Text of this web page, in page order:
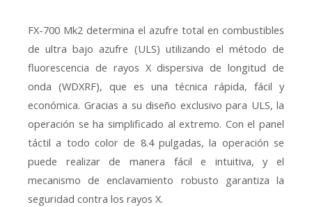
FX-700 Mk2 determina el azufre total en combustibles
de ultra bajo azufre (ULS) utilizando el método de
fluorescencia de rayos X dispersiva de longitud de
onda (WDXRF), que es una técnica rápida, fácil y
económica. Gracias a su diseño exclusivo para ULS, la
operación se ha simplificado al extremo. Con el panel
táctil a todo color de 8.4 pulgadas, la operación se
puede realizar de manera fácil e intuitiva, y el
mecanismo de enclavamiento robusto garantiza la
seguridad contra los rayos X.